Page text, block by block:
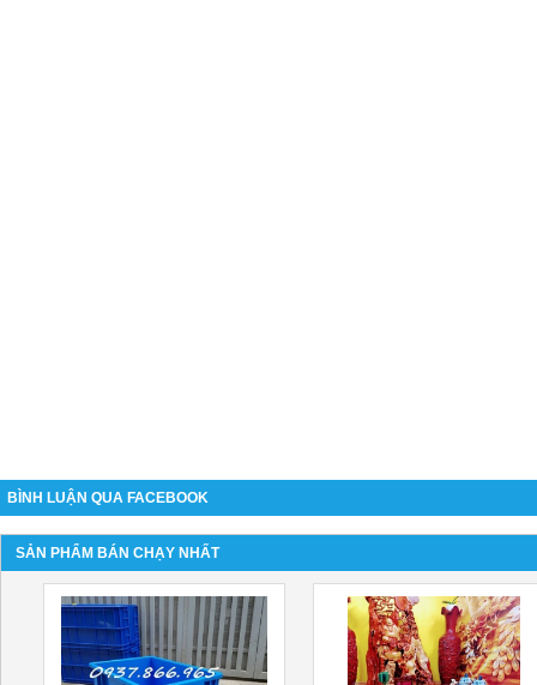
BÌNH LUẬN QUA FACEBOOK
SẢN PHẨM BÁN CHẠY NHẤT